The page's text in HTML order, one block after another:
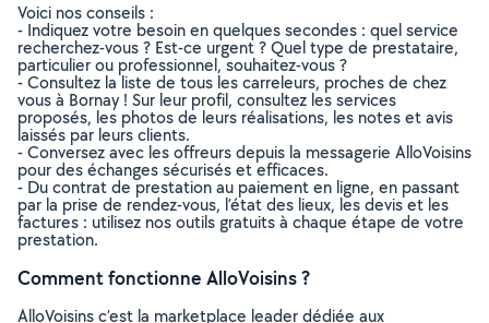
Voici nos conseils :
- Indiquez votre besoin en quelques secondes : quel service
recherchez-vous ? Est-ce urgent ? Quel type de prestataire,
particulier ou professionnel, souhaitez-vous ?
- Consultez la liste de tous les carreleurs, proches de chez
vous à Bornay ! Sur leur profil, consultez les services
proposés, les photos de leurs réalisations, les notes et avis
laissés par leurs clients.
- Conversez avec les offreurs depuis la messagerie AlloVoisins
pour des échanges sécurisés et efficaces.
- Du contrat de prestation au paiement en ligne, en passant
par la prise de rendez-vous, l’état des lieux, les devis et les
factures : utilisez nos outils gratuits à chaque étape de votre
prestation.
Comment fonctionne AlloVoisins ?
AlloVoisins c’est la marketplace leader dédiée aux